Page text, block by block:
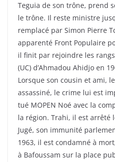
Teguia de son trône, prend
le trône. Il reste ministre
remplacé par Simon Pierre
apparenté Front Populaire
il finit par rejoindre les
(UC) d’Ahmadou Ahidjo en
Lorsque son cousin et ami,
assassiné, le crime lui est
tué MOPEN Noé avec la
la région. Trahi, il est arrêté
Jugé, son immunité
1963, il est condamné à
à Bafoussam sur la place